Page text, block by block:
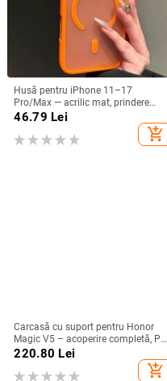
Husă pentru iPhone 11–17
Pro/Max — acrilic mat, prindere
magnetică, protecție anti-cadere,
46.79 Lei
add_shopping_cart
Carcasă cu suport pentru Honor
Magic V5 – acoperire completă, PC
mat, anti-cădere, anti-amprente
220.80 Lei
add_shopping_cart